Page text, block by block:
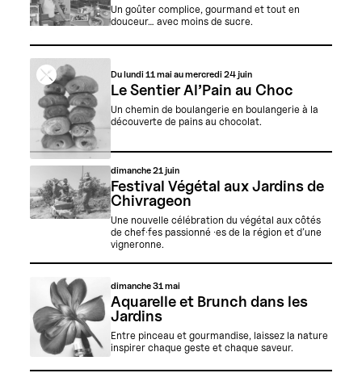
Un goûter complice, gourmand et tout en
douceur… avec moins de sucre.
Du lundi 11 mai au mercredi 24 juin
Le Sentier Al’Pain au Choc
Un chemin de boulangerie en boulangerie à la
découverte de pains au chocolat.
dimanche21 juin
Festival Végétal aux Jardins de
Chivrageon
Une nouvelle célébration du végétal aux côtés
de chef·fes passionné ·es de la région et d’une
vigneronne.
dimanche31 mai
Aquarelle et Brunch dans les
Jardins
Entre pinceau et gourmandise, laissez la nature
inspirer chaque geste et chaque saveur.